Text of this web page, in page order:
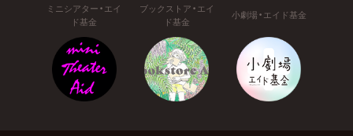
ミニシアター・エイ
ド基金
ブックストア・エイ
ド基金
小劇場・エイド基金